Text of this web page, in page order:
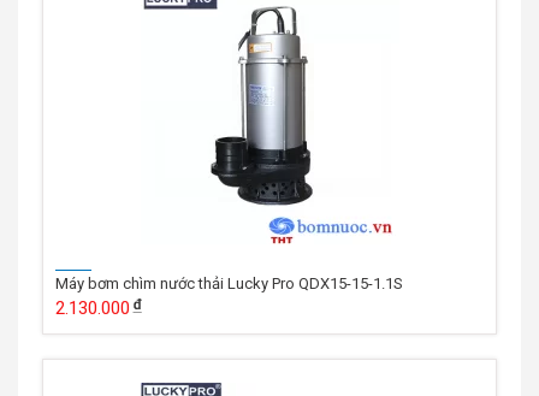
Máy bơm chìm nước thải Lucky Pro QDX15-15-1.1S
2.130.000